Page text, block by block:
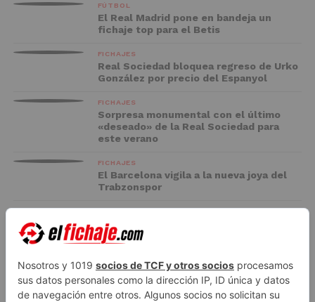
FÚTBOL
El Real Madrid pone en bandeja un
fichaje top para el Betis
FICHAJES
Real Sociedad bloquea regreso de Urko
González por precio del Espanyol
FICHAJES
Sorpresa monumental con el último
«deseado» de la Real Sociedad para
este verano
FICHAJES
El Barcelona vigila a la nueva joya del
Trabzonspor
FC BARCELONA
El Racing negocia la cesión de Marc
Casadó en su vuelta a Primera División
ADVERTISEMENT